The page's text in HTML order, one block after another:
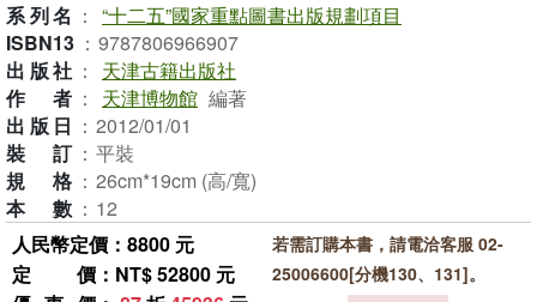
系列名 ： “十二五”國家重點圖書出版規劃項目
ISBN13 ： 9787806966907
出版社 ：
天津古籍出版社
作者 ： 天津博物館 編著
出版日 ： 2012/01/01
裝訂 ： 平裝
規格 ： 26cm*19cm (高/寬)
本數 ： 12
人民幣定價：8800 元
定價 ：NT$ 52800 元
若需訂購本書，請電洽客服 02-
25006600[分機130、131]。